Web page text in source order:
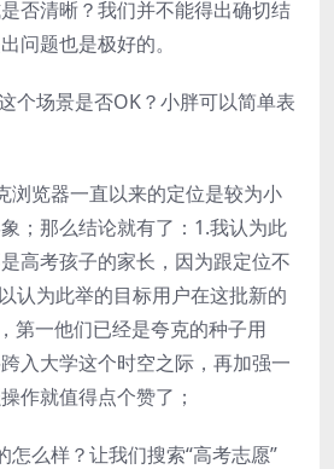
否清晰？我们并不能得出确切结
问题也是极好的。
个场景是否OK？小胖可以简单表
浏览器一直以来的定位是较为小
；那么结论就有了：1.我认为此
高考孩子的家长，因为跟定位不
认为此举的目标用户在这批新的
第一他们已经是夸克的种子用
入大学这个时空之际，再加强一
作就值得点个赞了；
怎么样？让我们搜索“高考志愿”